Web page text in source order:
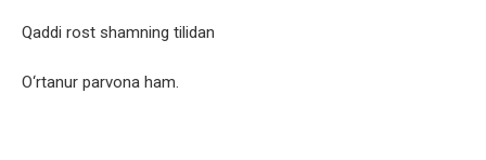
Qaddi rost shamning tilidan
O‘rtanur parvona ham.